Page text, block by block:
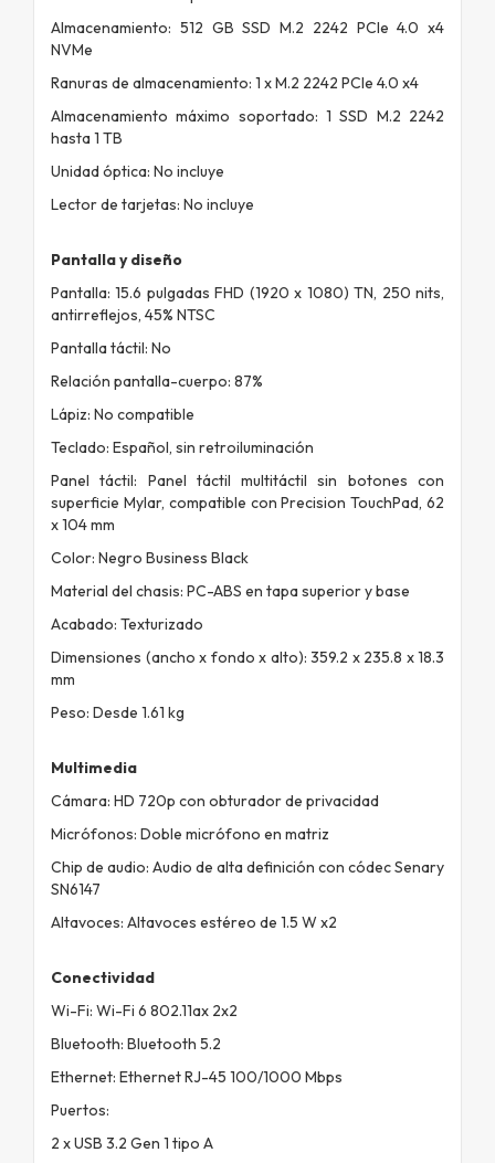
Almacenamiento: 512 GB SSD M.2 2242 PCIe 4.0 x4
NVMe
Ranuras de almacenamiento: 1 x M.2 2242 PCIe 4.0 x4
Almacenamiento máximo soportado: 1 SSD M.2 2242
hasta 1 TB
Unidad óptica: No incluye
Lector de tarjetas: No incluye
Pantalla y diseño
Pantalla: 15.6 pulgadas FHD (1920 x 1080) TN, 250 nits,
antirreflejos, 45% NTSC
Pantalla táctil: No
Relación pantalla-cuerpo: 87%
Lápiz: No compatible
Teclado: Español, sin retroiluminación
Panel táctil: Panel táctil multitáctil sin botones con
superficie Mylar, compatible con Precision TouchPad, 62
x 104 mm
Color: Negro Business Black
Material del chasis: PC-ABS en tapa superior y base
Acabado: Texturizado
Dimensiones (ancho x fondo x alto): 359.2 x 235.8 x 18.3
mm
Peso: Desde 1.61 kg
Multimedia
Cámara: HD 720p con obturador de privacidad
Micrófonos: Doble micrófono en matriz
Chip de audio: Audio de alta definición con códec Senary
SN6147
Altavoces: Altavoces estéreo de 1.5 W x2
Conectividad
Wi-Fi: Wi-Fi 6 802.11ax 2x2
Bluetooth: Bluetooth 5.2
Ethernet: Ethernet RJ-45 100/1000 Mbps
Puertos:
2 x USB 3.2 Gen 1 tipo A